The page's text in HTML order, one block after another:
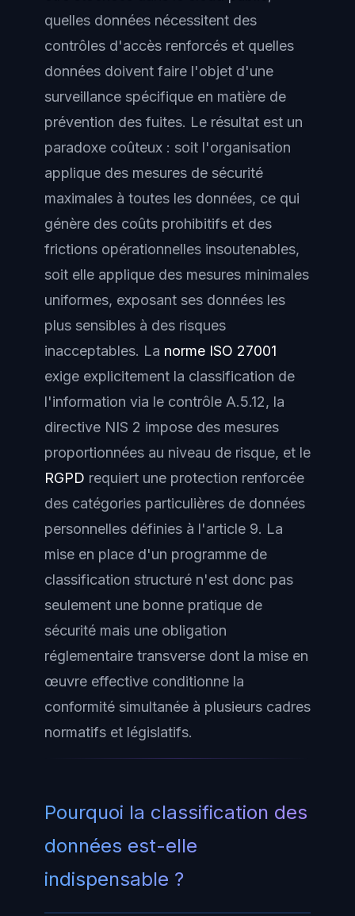
quelles données nécessitent des
contrôles d'accès renforcés et quelles
données doivent faire l'objet d'une
surveillance spécifique en matière de
prévention des fuites. Le résultat est un
paradoxe coûteux : soit l'organisation
applique des mesures de sécurité
maximales à toutes les données, ce qui
génère des coûts prohibitifs et des
frictions opérationnelles insoutenables,
soit elle applique des mesures minimales
uniformes, exposant ses données les
plus sensibles à des risques
inacceptables. La norme ISO 27001
exige explicitement la classification de
l'information via le contrôle A.5.12, la
directive NIS 2 impose des mesures
proportionnées au niveau de risque, et le
RGPD requiert une protection renforcée
des catégories particulières de données
personnelles définies à l'article 9. La
mise en place d'un programme de
classification structuré n'est donc pas
seulement une bonne pratique de
sécurité mais une obligation
réglementaire transverse dont la mise en
œuvre effective conditionne la
conformité simultanée à plusieurs cadres
normatifs et législatifs.
Pourquoi la classification des
données est-elle
indispensable ?